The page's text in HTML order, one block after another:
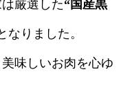
厳選した“国産黒
なりました。
味しいお肉を心ゆ